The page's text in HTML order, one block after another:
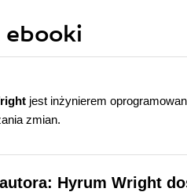
jest inżynierem
zmian.
autora: Hyrum Wright